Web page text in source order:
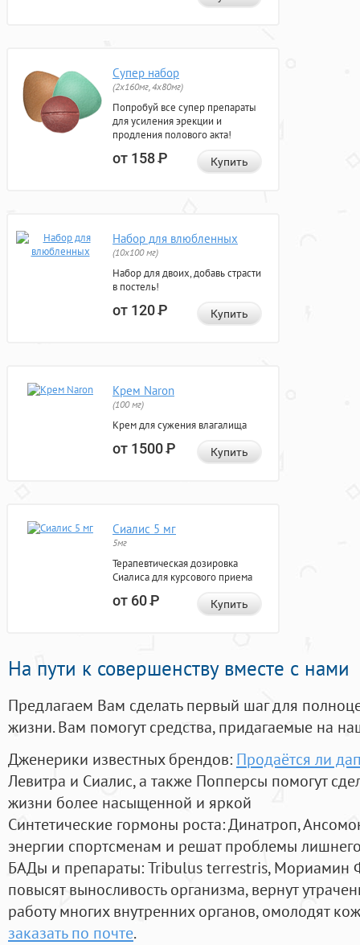
Супер набор
(2х160мг, 4х80мг)
Попробуй все супер препараты
для усиления эрекции и
продления полового акта!
от 158Р Купить
Набор для влюбленных
(10х100 мг)
Набор для двоих, добавь страсти
в постель!
от 120Р Купить
Крем Naron
(100 мг)
Крем для сужения влагалища
от 1500Р Купить
Сиалис 5 мг
5мг
Терапевтическая дозировка
Сиалиса для курсового приема
от 60Р Купить
На пути к совершенству вместе с нами
Предлагаем Вам сделать первый шаг для
жизни. Вам помогут средства, придагаемые на
Дженерики известных брендов: Продаётся ли
Левитра и Сиалис, а также Попперсы помогут
жизни более насыщенной и яркой
Синтетические гормоны роста: Динатроп,
энергии спортсменам и решат проблемы
БАДы и препараты:Tribulus terrestris, Мориамин
повысят выносливость организма, вернут
работу многих внутренних органов, омолодят
заказать по почте.